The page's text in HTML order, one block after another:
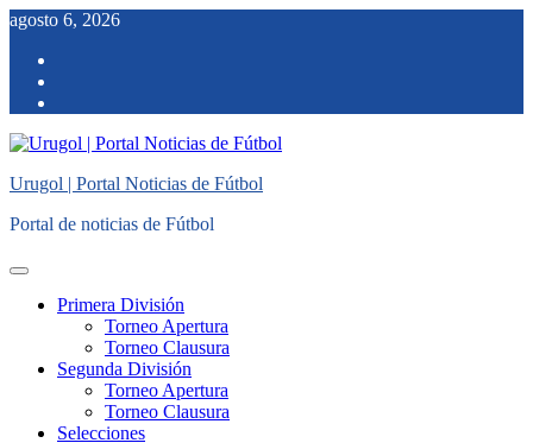
Saltar
contenido
agosto 6, 2026
Urugol | Portal Noticias de Fútbol
Portal de noticias de Fútbol
Menú
principalPrimera División
Torneo Apertura
Torneo Clausura
Segunda División
Torneo Apertura
Torneo Clausura
Selecciones